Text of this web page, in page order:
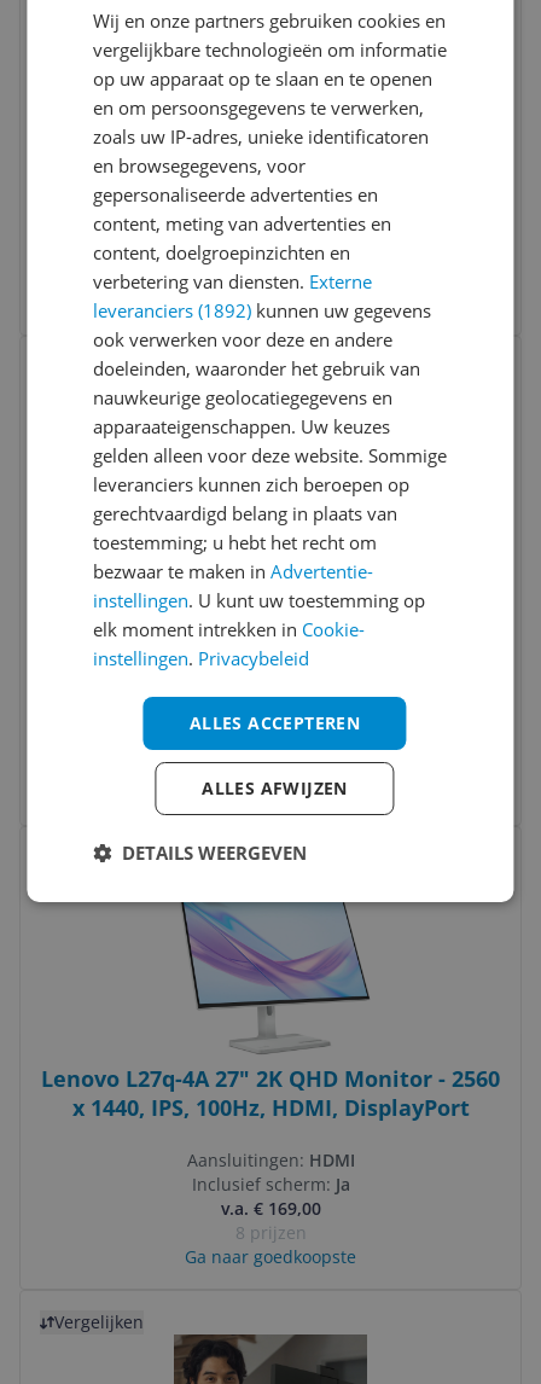
INNO3D GeForce GT 1030 2GB GDDR5
Graphics Card
Inclusief scherm:
Processor:Intel Core i5
RAM:2 gb
v.a. € 84,90
6 prijzen
Ga naar goedkoopste
Vergelijken
Blackview MP60 Mini PC - Intel Celeron
N150 - 16GB RAM - 512GB SSD - Windows
11 Pro - Black
Opslag:512 gb
Processor:Intel Core i5
RAM:16 gb
Bekijk meer informatie
Bekijk product
Vergelijken
Lenovo L27q-4A 27" 2K QHD Monitor - 2560
x 1440, IPS, 100Hz, HDMI, DisplayPort
Aansluitingen: HDMI
Inclusief scherm: Ja
v.a. € 169,00
8 prijzen
Ga naar goedkoopste
Bekijk product
Vergelijken
Wij en onze partners gebruiken cookies en
vergelijkbare technologieën om informatie
op uw apparaat op te slaan en te openen
en om persoonsgegevens te verwerken,
zoals uw IP-adres, unieke identificatoren
en browsegegevens, voor
gepersonaliseerde advertenties en
content, meting van advertenties en
content, doelgroepinzichten en
verbetering van diensten. Externe
leveranciers (1892) kunnen uw gegevens
ook verwerken voor deze en andere
doeleinden, waaronder het gebruik van
nauwkeurige geolocatiegegevens en
apparaateigenschappen. Uw keuzes
gelden alleen voor deze website. Sommige
leveranciers kunnen zich beroepen op
gerechtvaardigd belang in plaats van
toestemming; u hebt het recht om
bezwaar te maken inAdvertentie-
instellingen. U kunt uw toestemming op
elk moment intrekken in Cookie-
instellingen. Privacybeleid
ALLES ACCEPTEREN
ALLES AFWIJZEN
DETAILS WEERGEVEN